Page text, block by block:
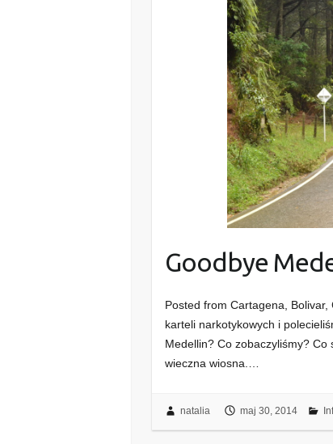
Goodbye
Posted from Cartagena, Bolivar,
karteli narkotykowych i
Medellin? Co zobaczyliśmy? Co
wieczna wiosna.…
natalia maj 30, 2014